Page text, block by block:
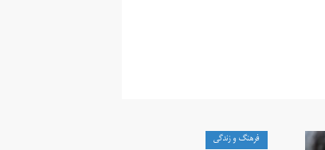
فرهنگ و زندگی